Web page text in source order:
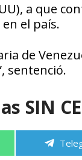
a que
el país.
de
sentenció.
SIN